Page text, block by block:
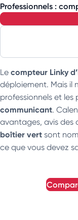
Professionnels :
Le compteur Linky
déploiement. Mais il
professionnels et les
communicant.
avantages, avis des
boîtier vert sont
ce que vous devez